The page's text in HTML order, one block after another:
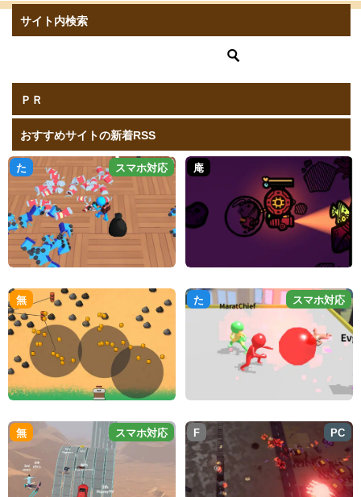
サイト内検索
ＰＲ
おすすめサイトの新着RSS
た スマホ対応 庵
無 た スマホ対応
無 スマホ対応 F PC